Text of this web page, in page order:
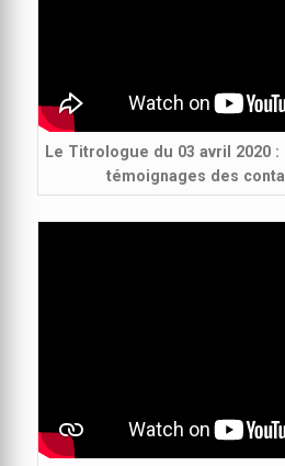
Le Titrologue du 03 avril 2020
témoignages des